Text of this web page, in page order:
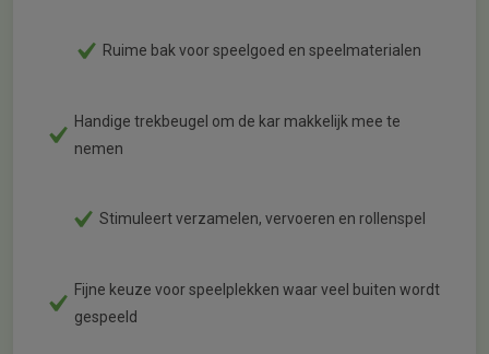
Ruime bak voor speelgoed en speelmaterialen
Handige trekbeugel om de kar makkelijk mee te
nemen
Stimuleert verzamelen, vervoeren en rollenspel
Fijne keuze voor speelplekken waar veel buiten wordt
gespeeld